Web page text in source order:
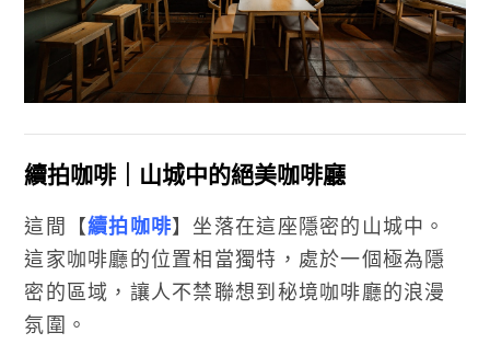
續拍咖啡｜山城中的絕美咖啡廳
這間【續拍咖啡】坐落在這座隱密的山城中。
這家咖啡廳的位置相當獨特，處於一個極為隱
密的區域，讓人不禁聯想到秘境咖啡廳的浪漫
氛圍。